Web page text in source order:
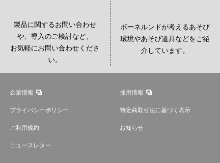
製品に関するお問い合わせ
や、導入のご検討など、
お気軽にお問い合わせくださ
い。
ボーネルンドが考えるあそび
環境やあそび道具などをご紹
介しています。
企業情報 採用情報
プライバシーポリシー 特定商取引法に基づく表示
ご利用規約 お知らせ
ニュースレター